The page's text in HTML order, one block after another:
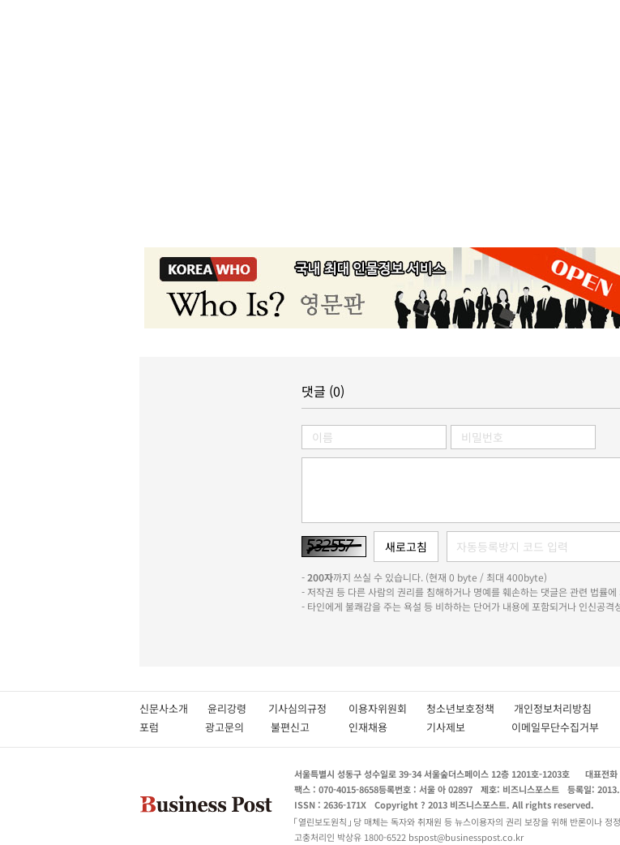
댓글 (0)
-200자까지 쓰실 수 있습니다. (현재 0 byte / 최대 400byte)
- 저작권 등 다른 사람의 권리를 침해하거나 명예를 훼손하는 댓글은 관련 법률
- 타인에게 불쾌감을 주는 욕설 등 비하하는 단어가 내용에 포함되거나 인신공격
신문사소개 윤리강령 기사심의규정 이용자위원회 청소년보호정책 개인정보처리방침
포럼
광고문의 불편신고 인재채용 기사제보 이메일무단수집거부
서울특별시 성동구 성수일로 39-34 서울숲더스페이스 12층 1201호-1203호 대표전
팩스 : 070-4015-8658등록번호 : 서울 아 02897 제호: 비즈니스포스트 등록일:
ISSN : 2636-171X
Copyright ? 2013 비즈니스포스트. All rights reserved.
열린보도원칙
당 매체는 독자와 취재원 등 뉴스이용자의 권리 보장을 위해 반론이나
고충처리인 박상유 1800-6522 bspost@businesspost.co.kr